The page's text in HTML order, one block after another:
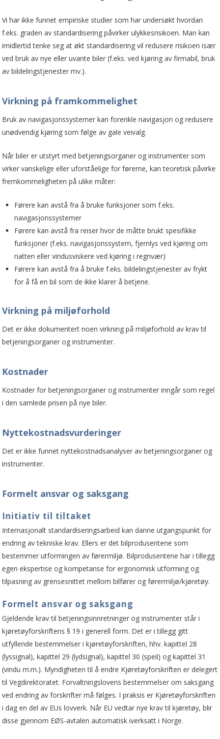
Vi har ikke funnet empiriske studier som har undersøkt hvordan
f.eks. graden av standardisering påvirker ulykkesrisikoen. Man kan
imidlertid tenke seg at økt standardisering vil redusere risikoen især
ved bruk av nye eller uvante biler (f.eks. ved kjøring av firmabil, bruk
av bildelingstjenester mv.).
Virkning på framkommelighet
Bruk av navigasjonssystemer kan forenkle navigasjon og redusere
unødvendig kjøring som følge av gale veivalg.
Når biler er utstyrt med betjeningsorganer og instrumenter som
virker vanskelige eller uforståelige for førerne, kan teoretisk påvirke
fremkommeligheten på ulike måter:
Førere kan avstå fra å bruke funksjoner som f.eks.
navigasjonssystemer
Førere kan avstå fra reiser hvor de måtte brukt spesifikke
funksjoner (f.eks. navigasjonssystem, fjernlys ved kjøring om
natten eller vindusviskere ved kjøring i regnvær)
Førere kan avstå fra å bruke f.eks. bildelingstjenester av frykt
for å få en bil som de ikke klarer å betjene.
Virkning på miljøforhold
Det er ikke dokumentert noen virkning på miljøforhold av krav til
betjenings­organer og instrumenter.
Kostnader
Kostnader for betjeningsorganer og instrumenter inngår som regel
i den samlede prisen på nye biler.
Nyttekostnadsvurderinger
Det er ikke funnet nyttekostnadsanalyser av betjeningsorganer og
instrumenter.
Formelt ansvar og saksgang
Initiativ til tiltaket
Internasjonalt standardiseringsarbeid kan danne utgangspunkt for
endring av tekniske krav. Ellers er det bilprodusentene som
bestemmer utformingen av førermiljø. Bilprodusentene har i tillegg
egen ekspertise og kompetanse for ergonomisk utforming og
tilpasning av grensesnittet mellom bilfører og fører­miljø/kjøretøy.
Formelt ansvar og saksgang
Gjeldende krav til betjeningsinnretninger og instrumenter står i
kjøretøyforskriftens § 19 i generell form. Det er i tillegg gitt
utfyllende bestemmelser i kjøretøyforskriften, hhv. kapittel 28
(lyssignal), kapittel 29 (lydsignal), kapittel 30 (speil) og kapittel 31
(vindu m.m.). Myndigheten til å endre Kjøretøyforskriften er delegert
til Vegdirektoratet. Forvaltningslovens bestemmelser om saksgang
ved endring av forskrifter må følges. I praksis er Kjøretøyforskriften
i dag en del av EUs lovverk. Når EU vedtar nye krav til kjøretøy, blir
disse gjennom EØS-avtalen automatisk iverksatt i Norge.